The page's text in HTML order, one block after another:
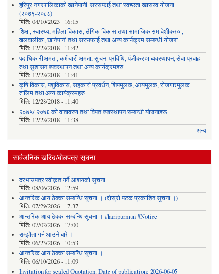
हरिपुर नगरपालिकाको खानेपानी, सरसफाई तथा स्वच्छता खासस्व योजना
(२०७९-२०८८)
मिति: 04/10/2023 - 16:15
शिक्षा, स्वास्थ्य, महिला विकास, लैंगिक विकास तथा सामाजिक समावेशीकर०ा,
वालवालीका, खानेपानी तथा सरसफाई तथा अन्य कार्यक्रम सम्बन्धी योजना
मिति: 12/28/2018 - 11:42
पदाधिकारी क्षमता, कर्मचारी क्षमता, सुचना प्रविधि, पंजीकर०ा ब्यवस्थापन, सेवा प्रवाह
तथा सुशासन ब्यवस्थापन तथा अन्य कार्यक्रमहरु
मिति: 12/28/2018 - 11:41
कृषि विकास, पशुविकास, सहकारी प्रवर्धन, शिपमुलक, आयमुलक, रोजगारमुलक
तालिम तथा अन्य कार्यक्रमहरु
मिति: 12/28/2018 - 11:40
२०७५/ २०७६ को वातावरण तथा विपत व्यवस्थापन सम्बन्धी योजनाहरू
मिति: 12/28/2018 - 11:38
अन्य
सार्वजनिक खरिद/बोलपत्र सूचना
दरभाउपत्र स्वीकृत गर्ने आशयको सूचना ।
मिति: 08/06/2026 - 12:59
आन्तरिक आय ठेक्का सम्बन्धि सूचना । (दोस्रो पटक प्रकाशित सूचना ।)
मिति: 07/29/2026 - 17:37
आन्तरिक आय ठेक्का सम्बन्धि सूचना । #haripurmun #Notice
मिति: 07/02/2026 - 17:00
सम्झौता गर्न आउने बारे ।
मिति: 06/23/2026 - 10:53
आन्तरिक आय ठेक्का सम्बन्धि सूचना ।
मिति: 06/10/2026 - 11:09
Invitation for sealed Quotation. Date of publication: 2026-06-05